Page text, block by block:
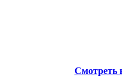
Смотреть